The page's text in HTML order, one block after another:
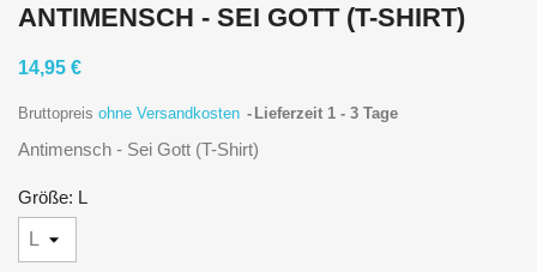
ANTIMENSCH - SEI GOTT (T-SHIRT)
14,95 €
Bruttopreis ohne Versandkosten Lieferzeit 1 - 3 Tage
Antimensch - Sei Gott (T-Shirt)
Größe: L